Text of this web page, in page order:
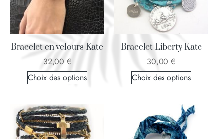
Bracelet en velours Kate
32,00 €
Choix des options
Bracelet Liberty Kate
30,00 €
Choix des options